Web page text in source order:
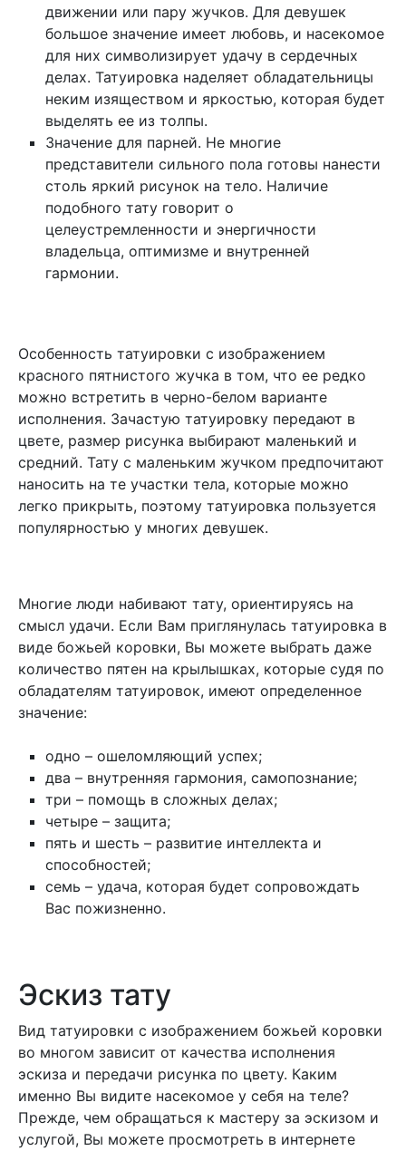
движении или пару жучков. Для девушек
большое значение имеет любовь, и насекомое
для них символизирует удачу в сердечных
делах. Татуировка наделяет обладательницы
неким изяществом и яркостью, которая будет
выделять ее из толпы.
Значение для парней. Не многие
представители сильного пола готовы нанести
столь яркий рисунок на тело. Наличие
подобного тату говорит о
целеустремленности и энергичности
владельца, оптимизме и внутренней
гармонии.
Особенность татуировки с изображением
красного пятнистого жучка в том, что ее редко
можно встретить в черно-белом варианте
исполнения. Зачастую татуировку передают в
цвете, размер рисунка выбирают маленький и
средний. Тату с маленьким жучком предпочитают
наносить на те участки тела, которые можно
легко прикрыть, поэтому татуировка пользуется
популярностью у многих девушек.
Многие люди набивают тату, ориентируясь на
смысл удачи. Если Вам приглянулась татуировка в
виде божьей коровки, Вы можете выбрать даже
количество пятен на крылышках, которые судя по
обладателям татуировок, имеют определенное
значение:
одно – ошеломляющий успех;
два – внутренняя гармония, самопознание;
три – помощь в сложных делах;
четыре – защита;
пять и шесть – развитие интеллекта и
способностей;
семь – удача, которая будет сопровождать
Вас пожизненно.
Эскиз тату
Вид татуировки с изображением божьей коровки
во многом зависит от качества исполнения
эскиза и передачи рисунка по цвету. Каким
именно Вы видите насекомое у себя на теле?
Прежде, чем обращаться к мастеру за эскизом и
услугой, Вы можете просмотреть в интернете